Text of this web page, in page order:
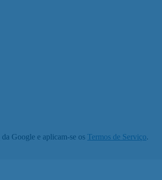
da Google e aplicam-se os Termos de Serviço.